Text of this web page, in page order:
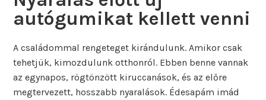
autógumikat kellett venni
A családommal rengeteget kirándulunk. Amikor csak
tehetjük, kimozdulunk otthonról. Ebben benne vannak
az egynapos, rögtönzött kiruccanások, és az előre
megtervezett, hosszabb nyaralások. Édesapám imád